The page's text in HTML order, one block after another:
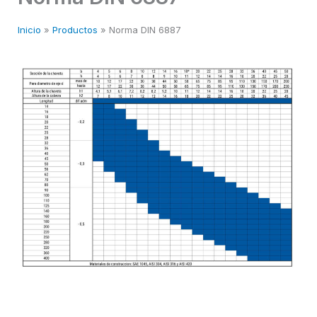
Inicio Productos Norma DIN 6887